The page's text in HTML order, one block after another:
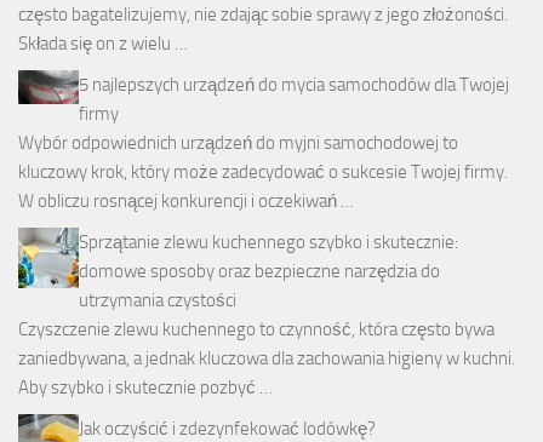
często bagatelizujemy, nie zdając sobie sprawy z jego złożoności.
Składa się on z wielu …
5 najlepszych urządzeń do mycia samochodów dla Twojej
firmy
Wybór odpowiednich urządzeń do myjni samochodowej to
kluczowy krok, który może zadecydować o sukcesie Twojej firmy.
W obliczu rosnącej konkurencji i oczekiwań …
Sprzątanie zlewu kuchennego szybko i skutecznie:
domowe sposoby oraz bezpieczne narzędzia do
utrzymania czystości
Czyszczenie zlewu kuchennego to czynność, która często bywa
zaniedbywana, a jednak kluczowa dla zachowania higieny w kuchni.
Aby szybko i skutecznie pozbyć …
Jak oczyścić i zdezynfekować lodówkę?